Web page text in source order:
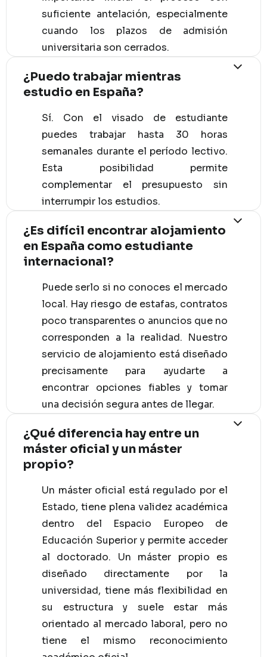
suficiente antelación, especialmente
cuando los plazos de admisión
universitaria son cerrados.
¿Puedo trabajar mientras
estudio en España?
Sí. Con el visado de estudiante
puedes trabajar hasta 30 horas
semanales durante el período lectivo.
Esta posibilidad permite
complementar el presupuesto sin
interrumpir los estudios.
¿Es difícil encontrar alojamiento
en España como estudiante
internacional?
Puede serlo si no conoces el mercado
local. Hay riesgo de estafas, contratos
poco transparentes o anuncios que no
corresponden a la realidad. Nuestro
servicio de alojamiento está diseñado
precisamente para ayudarte a
encontrar opciones fiables y tomar
una decisión segura antes de llegar.
¿Qué diferencia hay entre un
máster oficial y un máster
propio?
Un máster oficial está regulado por el
Estado, tiene plena validez académica
dentro del Espacio Europeo de
Educación Superior y permite acceder
al doctorado. Un máster propio es
diseñado directamente por la
universidad, tiene más flexibilidad en
su estructura y suele estar más
orientado al mercado laboral, pero no
tiene el mismo reconocimiento